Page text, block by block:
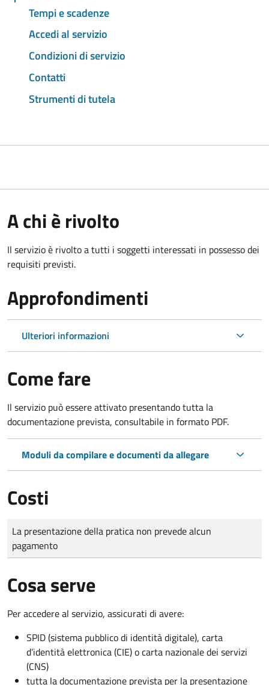
Tempi e scadenze
Accedi al servizio
Condizioni di servizio
Contatti
Strumenti di tutela
A chi è rivolto
Il servizio è rivolto a tutti i soggetti interessati in possesso dei
requisiti previsti.
Approfondimenti
Ulteriori informazioni
Come fare
Il servizio può essere attivato presentando tutta la
documentazione prevista, consultabile in formato PDF.
Moduli da compilare e documenti da allegare
Costi
Tipo di pagamento
Importo
La presentazione della pratica non prevede alcun
pagamento
Cosa serve
Per accedere al servizio, assicurati di avere:
SPID (sistema pubblico di identità digitale), carta
d’identità elettronica (CIE) o carta nazionale dei servizi
(CNS)
tutta la documentazione prevista per la presentazione